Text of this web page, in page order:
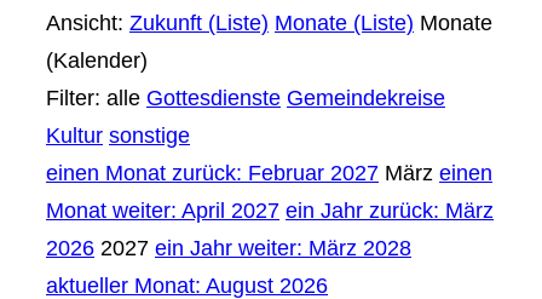
Ansicht: Zukunft (Liste) Monate (Liste) Monate
(Kalender)
Filter: alle Gottesdienste Gemeindekreise
Kultur sonstige
einen Monat zurück: Februar 2027 März einen
Monat weiter: April 2027 ein Jahr zurück: März
2026 2027 ein Jahr weiter: März 2028
aktueller Monat: August 2026